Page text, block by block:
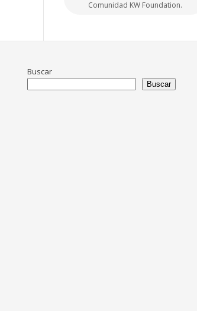
Comunidad KW Foundation.
Buscar
Buscar